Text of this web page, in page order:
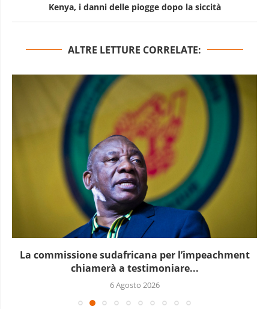
Kenya, i danni delle piogge dopo la siccità
ALTRE LETTURE CORRELATE:
La commissione sudafricana per l’impeachment
chiamerà a testimoniare...
6 Agosto 2026